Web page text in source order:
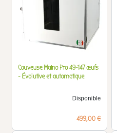
Couveuse Maino Pro 49-147 œufs
- Évolutive et automatique
Disponible
Prix
499,00 €